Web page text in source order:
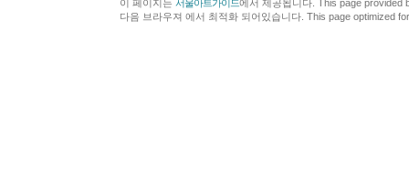
이 페이지는 서울아트가이드에서 제공됩니다. This page provided
다음 브라우져 에서 최적화 되어있습니다. This page optimized